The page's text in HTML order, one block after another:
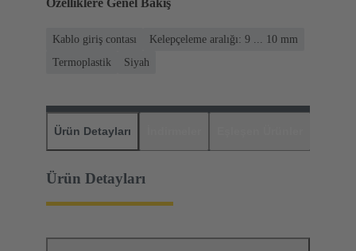
Özelliklere Genel Bakış
Kablo giriş contası
Kelepçeleme aralığı: 9 ... 10 mm
Termoplastik
Siyah
Ürün Detayları
Ürün Detayları